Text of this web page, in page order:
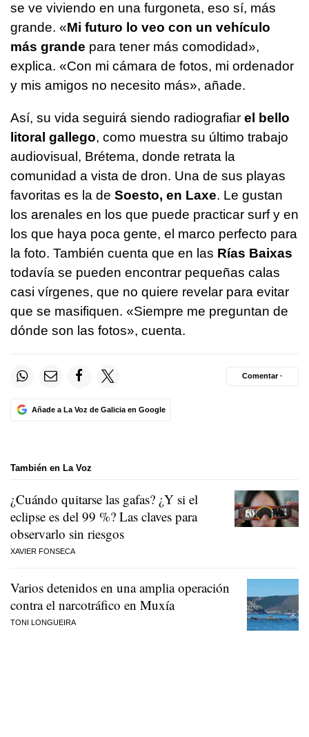
se ve viviendo en una furgoneta, eso sí, más
grande. «Mi futuro lo veo con un vehículo
más grande para tener más comodidad»,
explica. «Con mi cámara de fotos, mi ordenador
y mis amigos no necesito más», añade.
Así, su vida seguirá siendo radiografiar el bello
litoral gallego, como muestra su último trabajo
audiovisual, Brétema, donde retrata la
comunidad a vista de dron. Una de sus playas
favoritas es la de Soesto, en Laxe. Le gustan
los arenales en los que puede practicar surf y en
los que haya poca gente, el marco perfecto para
la foto. También cuenta que en las Rías Baixas
todavía se pueden encontrar pequeñas calas
casi vírgenes, que no quiere revelar para evitar
que se masifiquen. «Siempre me preguntan de
dónde son las fotos», cuenta.
Añade a La Voz de Galicia en Google
Comentar ·
También en La Voz
¿Cuándo quitarse las gafas? ¿Y si el
eclipse es del 99 %? Las claves para
observarlo sin riesgos
XAVIER FONSECA
Varios detenidos en una amplia operación
contra el narcotráfico en Muxía
TONI LONGUEIRA